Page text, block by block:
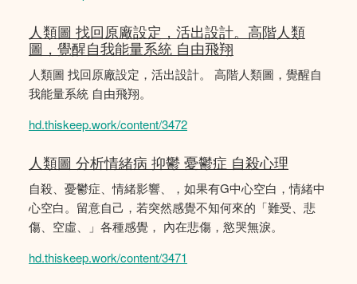
人類圖 找回原廠設定，活出設計。高階人類
圖，覺醒自我能量系統 自由飛翔
人類圖 找回原廠設定，活出設計。 高階人類圖，覺醒自
我能量系統 自由飛翔。
hd.thiskeep.work/content/3472
人類圖 分析情緒病 抑鬱 憂鬱症 自殺心理
自殺、憂鬱症、情緒影響、，如果有G中心空白，情緒中
心空白。留意自己，若突然感覺不知何來的「難受、悲
傷、空虛、」各種感覺， 內在悲傷，慾哭無淚。
hd.thiskeep.work/content/3471